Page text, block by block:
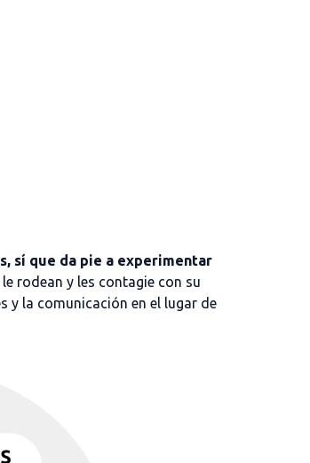
sí que da pie a experimentar
rodean y les contagie con su
y la comunicación en el lugar de